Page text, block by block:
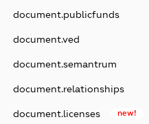
document.publicfunds
document.ved
document.semantrum
document.relationships
document.licenses new!